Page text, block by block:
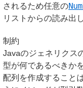
されるため任意の
リストからの読み出
制約
Javaのジェネリクス
型が何であるべきか
配列を作成すること